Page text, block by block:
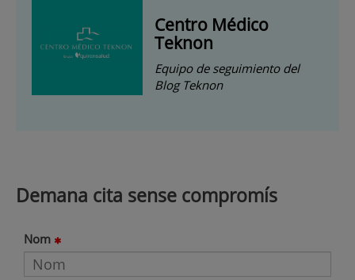
Centro Médico
Teknon
Equipo de seguimiento del
Blog Teknon
Demana cita sense compromís
Nom